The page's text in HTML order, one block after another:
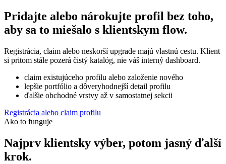
Pridajte alebo nárokujte profil bez toho,
aby sa to miešalo s klientskym flow.
Registrácia, claim alebo neskorší upgrade majú vlastnú cestu. Klient
si pritom stále pozerá čistý katalóg, nie váš interný dashboard.
claim existujúceho profilu alebo založenie nového
lepšie portfólio a dôveryhodnejší detail profilu
ďalšie obchodné vrstvy až v samostatnej sekcii
Registrácia alebo claim profilu
Ako to funguje
Najprv klientsky výber, potom jasný ďalší
krok.